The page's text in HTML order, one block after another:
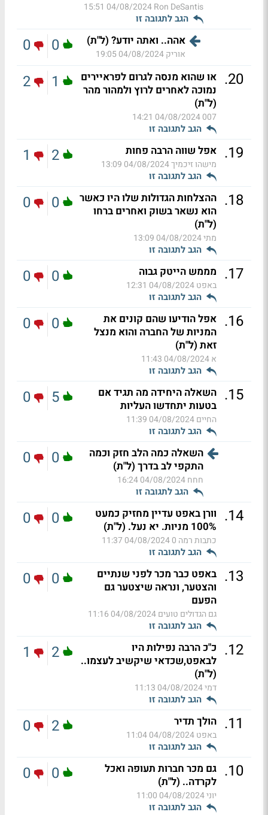
Ron DeSantis
04/08/2024 15:51
הגב לתגובה זו
אהה.. ואתה יודע? (ל"ת)
אוריק04/08/2024 19:05
0
0
20
. או שהוא מנסה לגרום לפראיירים
נמוכה לאחרים לרוץ ולמהור מהר
(ל"ת)
007
04/08/2024 14:21
הגב לתגובה זו
1
2
19
. אפל שווה הרבה פחות
מישהו זיכמיך04/08/2024 13:09
הגב לתגובה זו
2
1
18
. ההצלחות הגדולות שלו היו כאשר
הוא נשאר בשוק ואחרים ברחו
(ל"ת)
מתי04/08/2024 13:09
הגב לתגובה זו
0
0
17
. מממש הייטק גבוה
באפט04/08/2024 12:31
הגב לתגובה זו
0
0
16
. אפל הודיעו שהם קונים את
המניות של החברה והוא מנצל
זאת (ל"ת)
א04/08/2024 11:43
הגב לתגובה זו
0
0
15
. השאלה היחידה מה תגיד אם
בטעות יתחדשו העליות
החיים04/08/2024 11:39
הגב לתגובה זו
5
0
השאלה כמה הלב חזק וכמה
התקפי לב בדרך (ל"ת)
חחח04/08/2024 16:24
הגב לתגובה זו
0
0
14
. וורן באפט עדיין מחזיק כמעט
100% מניות. יא נעל. (ל"ת)
כתבות רמה 0 04/08/2024 11:37
הגב לתגובה זו
0
0
13
. באפט כבר מכר לפני שנתיים
והצטער, ונראה שיצטער גם
הפעם
גם הגדולים טועים04/08/2024 11:16
הגב לתגובה זו
0
0
12
. כ"כ הרבה נפילות היו
לבאפט,שכדאי שיקשיב לעצמו..
(ל"ת)
דמי04/08/2024 11:13
הגב לתגובה זו
2
1
11
. הולך תדיר
באפט04/08/2024 11:04
הגב לתגובה זו
2
0
10
. גם מכר חברות תעופה ואכל
לקרדה.. (ל"ת)
יוני04/08/2024 11:00
הגב לתגובה זו
0
0